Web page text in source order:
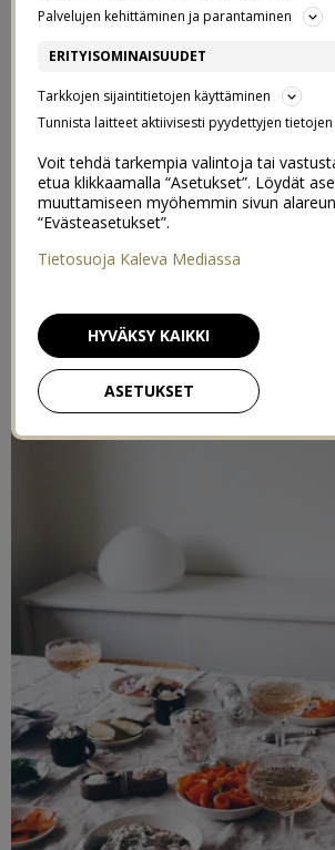
(TOSI HELPPO
OHJE)
18/12/2019
Postaus on toteutettu kaupallisessa
Palvelujen kehittäminen ja parantaminen
ERITYISOMINAISUUDET
Tarkkojen sijaintitietojen käyttäminen
Tunnista laitteet aktiivisesti pyydettyjen
Voit tehdä tarkempia valintoja tai
etua klikkaamalla “Asetukset”. Löydät
muuttamiseen myöhemmin sivun
“Evästeasetukset”.
Tietosuoja Kaleva Mediassa
ASETUKSET
HYVÄKSY KAIKKI